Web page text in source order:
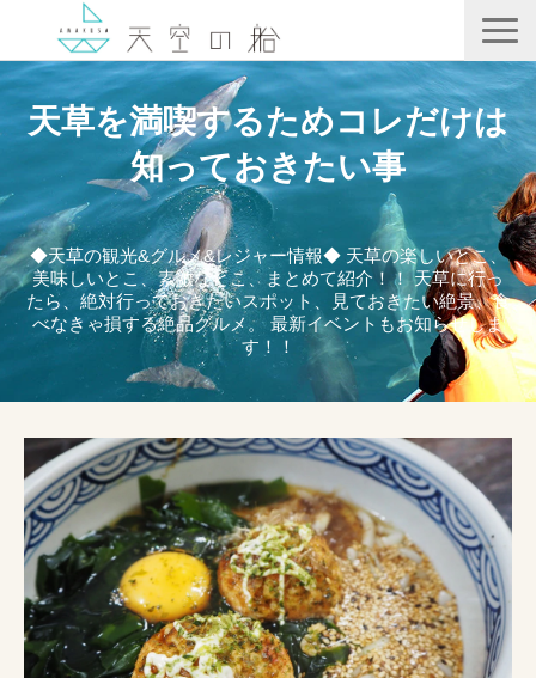
天空の船
ホテル竜宮
天ノ寂
記事一覧
コンテンツ
天草を満喫するためコレだけは
知っておきたい事
◆天草の観光&グルメ&レジャー情報◆ 天草の楽しいとこ、
美味しいとこ、素敵なとこ、まとめて紹介！！ 天草に行っ
たら、絶対行っておきたいスポット、見ておきたい絶景、食
べなきゃ損する絶品グルメ。 最新イベントもお知らせしま
す！！